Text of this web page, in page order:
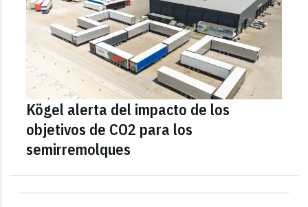
Kögel alerta del impacto de los
objetivos de CO2 para los
semirremolques